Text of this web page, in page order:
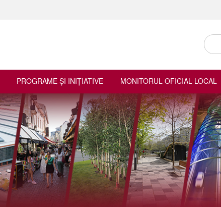
PROGRAME ŞI INIŢIATIVE MONITORUL OFICIAL LOCAL